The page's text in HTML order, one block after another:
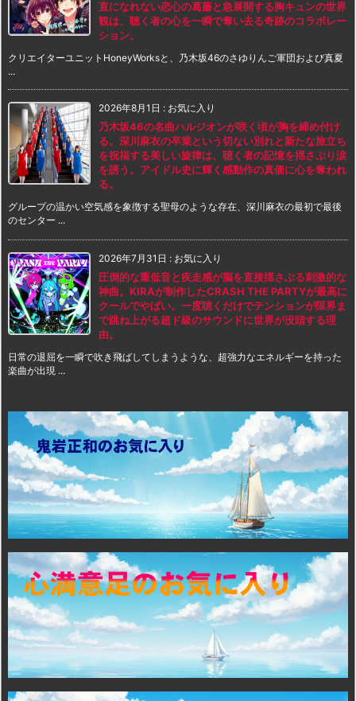
直になれない恋心の葛藤と急展開する胸キュンの世界
観は、聴く者の心を一瞬で奪い去る奇跡のコラボレー
ション。
クリエイターユニットHoneyWorksと、乃木坂46のさゆりんご軍団および真夏
...
2026年8月1日 : お気に入り
乃木坂46の名曲ハルジオンが咲く頃が胸を締め付け
る。深川麻衣の卒業という切ない別れと新たな旅立ち
を祝福する美しい旋律は、聴く者の記憶を揺さぶり涙
を誘う。アイドル史に輝く感動作の真価に心を奪われ
る。
グループの温かい空気感を象徴する聖母のような存在、深川麻衣の最初で最後
のセンター ...
2026年7月31日 : お気に入り
圧倒的な重低音と疾走感が脳を直接揺さぶる刺激的な
神曲。KIRAが制作したCRASH THE PARTYが最高に
クールでやばい。一度聴くだけでテンションが限界ま
で跳ね上がる超ド級のサウンドに世界が没頭する理
由。
日常の退屈を一瞬で吹き飛ばしてしまうような、超強力なエネルギーを持った
楽曲が出現 ...